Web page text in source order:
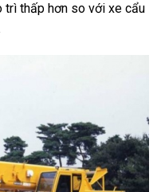
trì thấp hơn so với xe cẩu